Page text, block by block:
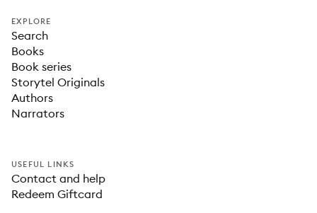
EXPLORE
Search
Books
Book series
Storytel Originals
Authors
Narrators
USEFUL LINKS
Contact and help
Redeem Giftcard